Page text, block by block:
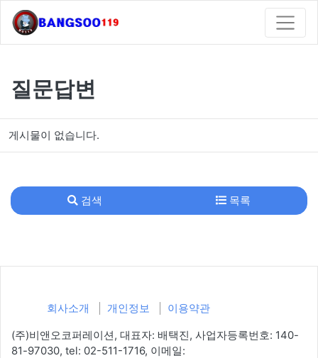
질문답변
게시물이 없습니다.
검색 목록
회사소개 개인정보 이용약관
(주)비앤오코퍼레이션, 대표자: 배택진, 사업자등록번호: 140-
81-97030, tel: 02-511-1716, 이메일: